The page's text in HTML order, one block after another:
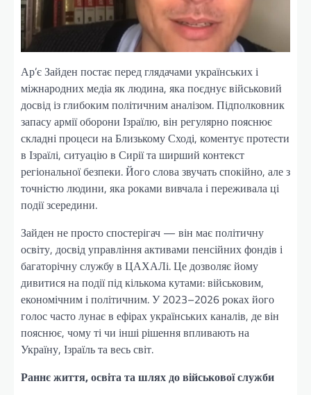
Ар’є Зайден постає перед глядачами українських і
міжнародних медіа як людина, яка поєднує військовий
досвід із глибоким політичним аналізом. Підполковник
запасу армії оборони Ізраїлю, він регулярно пояснює
складні процеси на Близькому Сході, коментує протести
в Ізраїлі, ситуацію в Сирії та ширший контекст
регіональної безпеки. Його слова звучать спокійно, але з
точністю людини, яка роками вивчала і переживала ці
події зсередини.
Зайден не просто спостерігач — він має політичну
освіту, досвід управління активами пенсійних фондів і
багаторічну службу в ЦАХАЛі. Це дозволяє йому
дивитися на події під кількома кутами: військовим,
економічним і політичним. У 2023–2026 роках його
голос часто лунає в ефірах українських каналів, де він
пояснює, чому ті чи інші рішення впливають на
Україну, Ізраїль та весь світ.
Раннє життя, освіта та шлях до військової служби